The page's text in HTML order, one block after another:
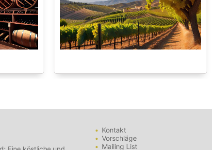
Kontakt
Vorschläge
Mailing List